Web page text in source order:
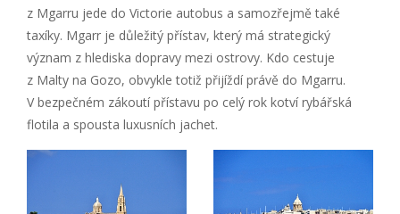
z Mgarru jede do Victorie autobus a samozřejmě také
taxíky. Mgarr je důležitý přístav, který má strategický
význam z hlediska dopravy mezi ostrovy. Kdo cestuje
z Malty na Gozo, obvykle totiž přijíždí právě do Mgarru.
V bezpečném zákoutí přístavu po celý rok kotví rybářská
flotila a spousta luxusních jachet.